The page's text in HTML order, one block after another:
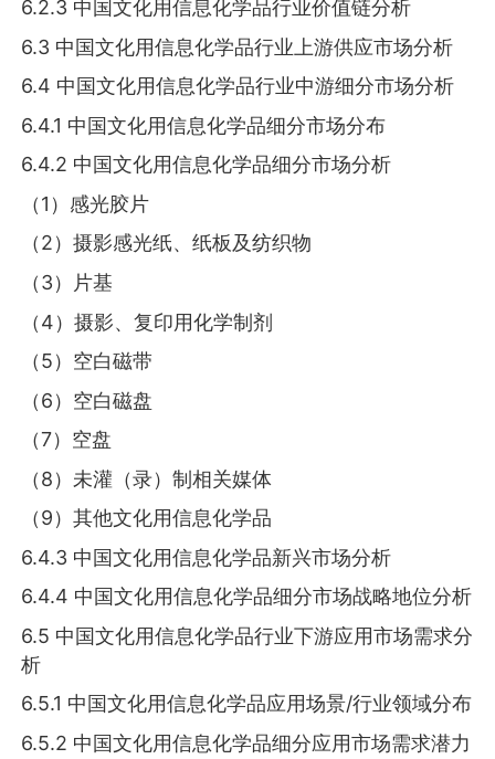
6.2.3 中国文化用信息化学品行业价值链分析
6.3 中国文化用信息化学品行业上游供应市场分析
6.4 中国文化用信息化学品行业中游细分市场分析
6.4.1 中国文化用信息化学品细分市场分布
6.4.2 中国文化用信息化学品细分市场分析
（1）感光胶片
（2）摄影感光纸、纸板及纺织物
（3）片基
（4）摄影、复印用化学制剂
（5）空白磁带
（6）空白磁盘
（7）空盘
（8）未灌（录）制相关媒体
（9）其他文化用信息化学品
6.4.3 中国文化用信息化学品新兴市场分析
6.4.4 中国文化用信息化学品细分市场战略地位分析
6.5 中国文化用信息化学品行业下游应用市场需求分
析
6.5.1 中国文化用信息化学品应用场景/行业领域分布
6.5.2 中国文化用信息化学品细分应用市场需求潜力